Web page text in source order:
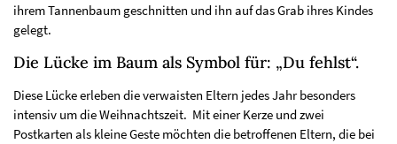
ihrem Tannenbaum geschnitten und ihn auf das Grab ihres Kindes
gelegt.
Die Lücke im Baum als Symbol für: „Du fehlst“.
Diese Lücke erleben die verwaisten Eltern jedes Jahr besonders
intensiv um die Weihnachtszeit. Mit einer Kerze und zwei
Postkarten als kleine Geste möchten die betroffenen Eltern, die bei